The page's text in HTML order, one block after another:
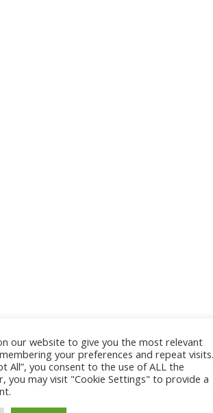
our website to give you the most relevant
your preferences and repeat visits.
All”, you consent to the use of ALL the
you may visit "Cookie Settings" to provide a